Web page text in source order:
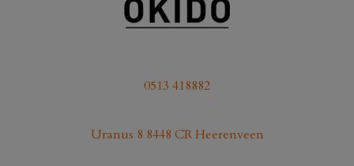
0513 418882
Uranus 8 8448 CR Heerenveen